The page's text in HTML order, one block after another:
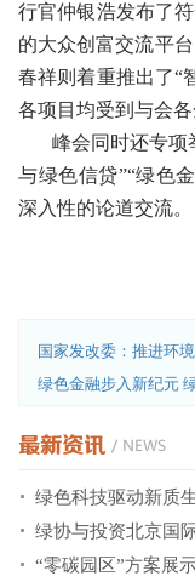
行官仲银浩发布了
的大众创富交流平
春祥则着重推出了“
各项目均受到与会
峰会同时还专项
与绿色信贷”“绿色
深入性的论道交流。
国家发改委：推进环
绿色金融步入新纪元
绿色科技驱动新质
绿协与投资北京国
“零碳园区”方案展